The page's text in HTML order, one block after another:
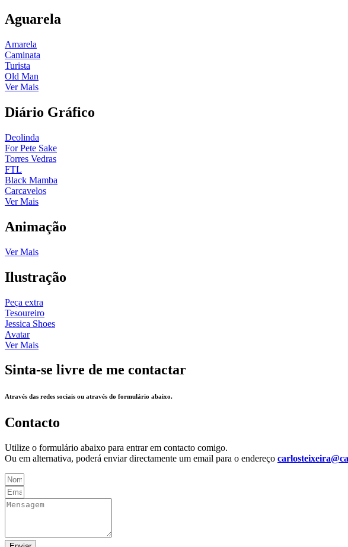
Aguarela
Amarela
Caminata
Turista
Old Man
Ver Mais
Diário Gráfico
Deolinda
For Pete Sake
Torres Vedras
FTL
Black Mamba
Carcavelos
Ver Mais
Animação
Ver Mais
Ilustração
Peça extra
Tesoureiro
Jessica Shoes
Avatar
Ver Mais
Sinta-se livre de me contactar
Através das redes sociais ou através do formulário abaixo.
Contacto
Utilize o formulário abaixo para entrar em contacto comigo.
Ou em alternativa, poderá enviar directamente um email para o endereço